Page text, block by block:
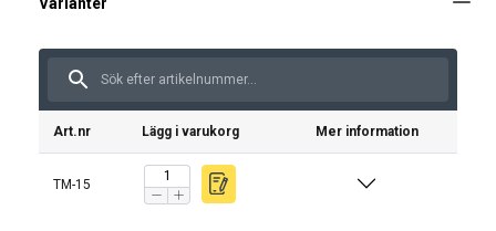
Art.nr Lägg i varukorg Mer information
TM-15